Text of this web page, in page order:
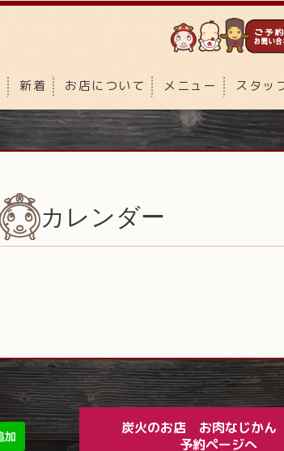
新着 お店について メニュー スタッ
カレンダー
炭火のお店 お肉な
予約ページへ